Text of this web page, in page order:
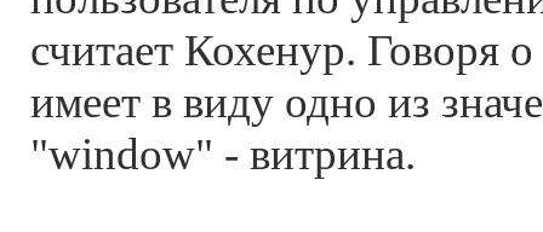
считает Кохенур. Говоря о
имеет в виду одно из
"window" - витрина.